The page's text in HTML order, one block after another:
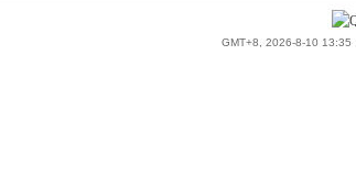
GMT+8, 2026-8-10 13:35